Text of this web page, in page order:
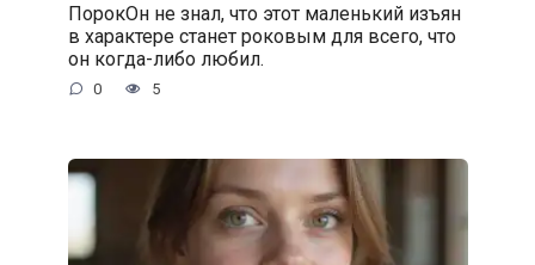
ПорокОн не знал, что этот маленький изъян
в характере станет роковым для всего, что
он когда-либо любил.
0 5